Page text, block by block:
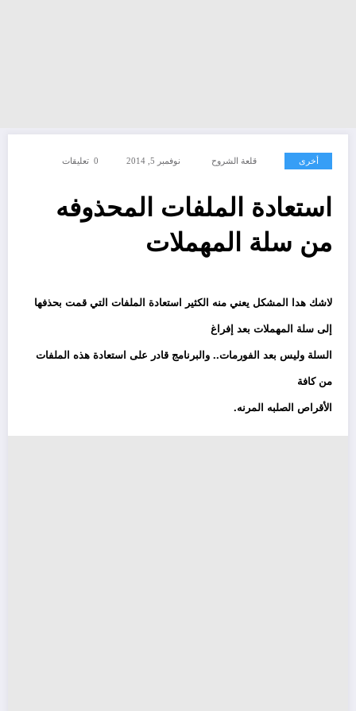
أخرى قلعة الشروح نوفمبر 5, 2014 0 تعليقات
استعادة الملفات المحذوفه
من سلة المهملات
لاشك هدا المشكل يعني منه الكثير استعادة الملفات التي قمت بحذفها
إلى سلة المهملات بعد إفراغ
السلة وليس بعد الفورمات.. والبرنامج قادر على استعادة هذه الملفات
من كافة
الأقراص الصلبه المرنه.